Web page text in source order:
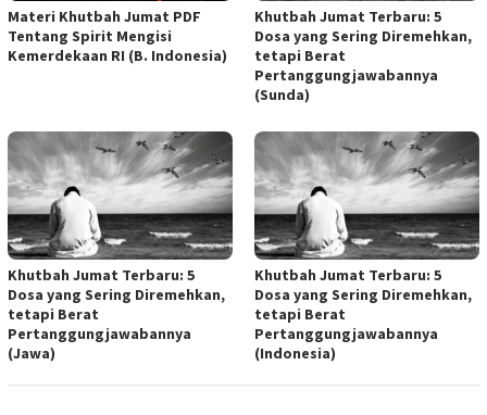
Materi Khutbah Jumat PDF
Tentang Spirit Mengisi
Kemerdekaan RI (B. Indonesia)
Khutbah Jumat Terbaru: 5
Dosa yang Sering Diremehkan,
tetapi Berat
Pertanggungjawabannya
(Sunda)
Khutbah Jumat Terbaru: 5
Dosa yang Sering Diremehkan,
tetapi Berat
Pertanggungjawabannya
(Jawa)
Khutbah Jumat Terbaru: 5
Dosa yang Sering Diremehkan,
tetapi Berat
Pertanggungjawabannya
(Indonesia)